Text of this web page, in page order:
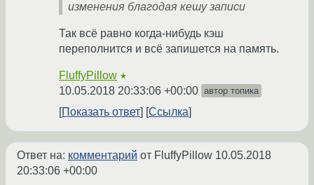
изменения благодая кешу записи
Так всё равно когда-нибудь кэш
переполнится и всё запишется на память.
FluffyPillow ★
10.05.2018 20:33:06 +00:00 автор топика
Показать ответ Ссылка
Ответ на: комментарий от FluffyPillow 10.05.2018
20:33:06 +00:00